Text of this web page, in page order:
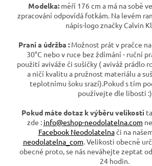
Modelka:měří 176 cm a má na sobě
zpracování odpovídá fotkám. Na levém
nápis-logo značky Calvin
Praní a údržba : Možnost prát v pračce
30°C nebo v ruce bez ždímání - ruční
použití aviváže či sušičky ( aviváž prádlo
a ničí kvalitu a pružnost materiálu a
teplotnímu šoku srazí).Pokud s tím
používejte dle libosti :)
Pokud máte dotaz k výběru velikosti
zde : info@eshop-neodolatelna.com
Facebook Neodolatelnači na
neodolatelna_com. Velikosti obecně
obecné proto, se nás neváhejte zeptat
24 hodin.